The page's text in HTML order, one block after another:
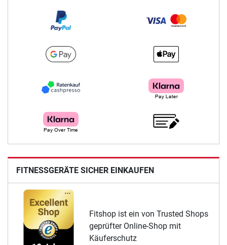
FITNESSGERÄTE SICHER EINKAUFEN
Fitshop ist ein von Trusted Shops
geprüfter Online-Shop mit
Käuferschutz